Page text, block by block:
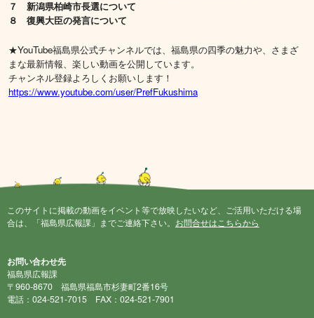
７ 新潟県柏崎市長選について
８ 復興大臣の発言について
★YouTube福島県公式チャンネルでは、福島県の四季の魅力や、さまざ
まな最新情報、楽しい動画を公開しています。
チャンネル登録よろしくお願いします！
https://www.youtube.com/user/PrefFukushima
このサイトに掲載の動画をイベント等で放映したいなど、ご活用いただける場
合は、「福島県広報課」までご連絡下さい。 お問合せはこちらから
お問い合わせ先
福島県広報課
〒960-8670 福島県福島市杉妻町2番16号
電話：024-521-7015 FAX：024-521-7901